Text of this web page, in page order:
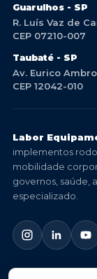
Guarulhos - SP
R. Luís Vaz de
CEP 07210-007
Taubaté - SP
Av. Eurico
CEP 12042-010
Labor
implementos
mobilidade
governos, saúde,
especializado.